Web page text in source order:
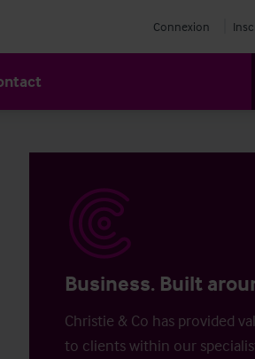
Connexion
Business. Built
Christie & Co has provided
to clients within our